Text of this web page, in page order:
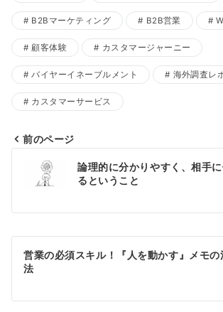
B2Bマーケティング B2B営業
顧客体験 カスタマージャーニー
バイヤーイネーブルメント 海外調査レ
カスタマーサービス
ビ
ゲ
ー
ョ
前のページ
論理的に分かりやすく、相手
るということ
営業の必須スキル！『人を動かす』メモの
法